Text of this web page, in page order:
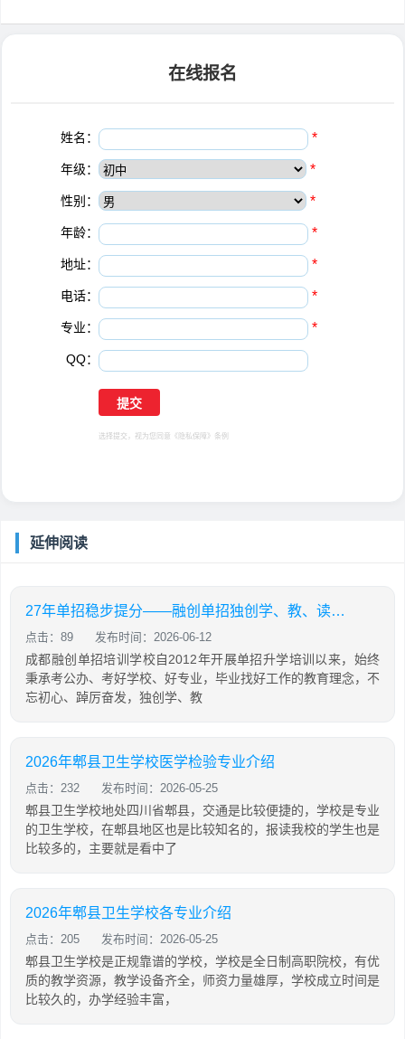
在线报名
姓名： *
年级： *
性别： *
年龄： *
地址： *
电话： *
专业： *
QQ：
选择提交，视为您同意 《隐私保障》 条例
延伸阅读
27年单招稳步提分——融创单招独创学、教、读、背、练、考六位一体教学模式
点击：89 发布时间：2026-06-12
成都融创单招培训学校自2012年开展单招升学培训以来，始终
秉承考公办、考好学校、好专业，毕业找好工作的教育理念，不
忘初心、踔厉奋发，独创学、教
2026年郫县卫生学校医学检验专业介绍
点击：232 发布时间：2026-05-25
郫县卫生学校地处四川省郫县，交通是比较便捷的，学校是专业
的卫生学校，在郫县地区也是比较知名的，报读我校的学生也是
比较多的，主要就是看中了
2026年郫县卫生学校各专业介绍
点击：205 发布时间：2026-05-25
郫县卫生学校是正规靠谱的学校，学校是全日制高职院校，有优
质的教学资源，教学设备齐全，师资力量雄厚，学校成立时间是
比较久的，办学经验丰富，